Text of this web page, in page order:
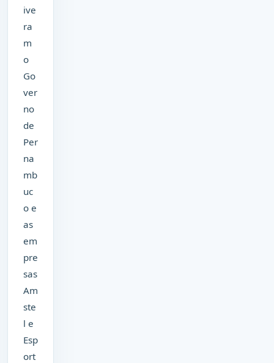
ive
ra
m
o
Go
ver
no
de
Per
na
mb
uc
o e
as
em
pre
sas
Am
ste
l e
Esp
ort